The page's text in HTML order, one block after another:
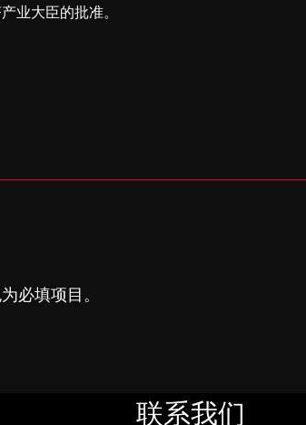
业大臣的批准。
必填项目。